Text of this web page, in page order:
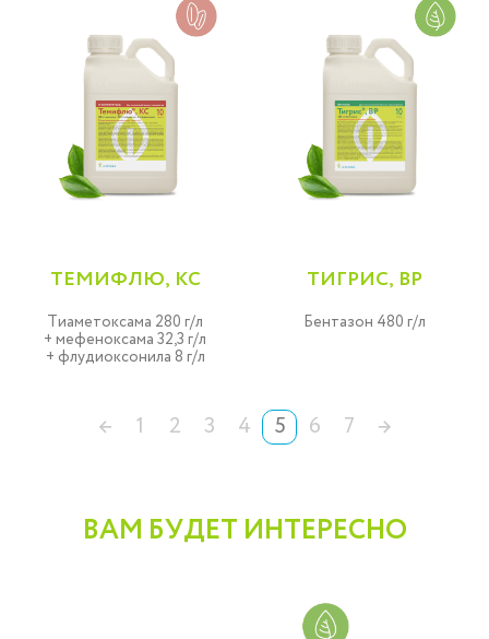
ТЕМИФЛЮ, КС
Тиаметоксама 280 г/л
+ мефеноксама 32,3 г/л
+ флудиоксонила 8 г/л
ТИГРИС, ВР
Бентазон 480 г/л
← 1 2 3 4 5 6 7 →
ВАМ БУДЕТ ИНТЕРЕСНО